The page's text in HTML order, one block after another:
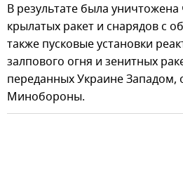
В результате была уничтожена
крылатых ракет и снарядов с
также пусковые установки
залпового огня и зенитных
переданных Украине Западом,
Минобороны.